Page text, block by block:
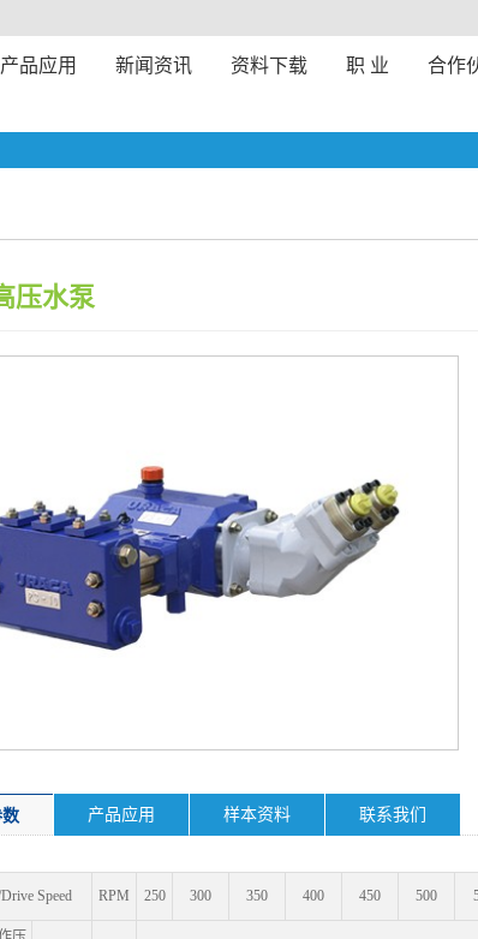
产品应用 新闻资讯 资料下载 职 业 合作
压水泵
产品应用 样本资料 联系我们
Speed RPM 250 300 350 400 450 500